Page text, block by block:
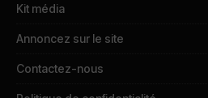
Kit média
Annoncez sur le site
Contactez-nous